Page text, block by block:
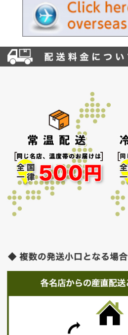
お買い物を続ける